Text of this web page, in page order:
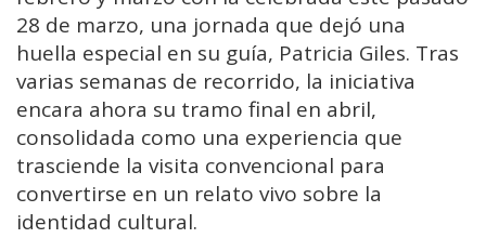
28 de marzo, una jornada que dejó una
huella especial en su guía, Patricia Giles. Tras
varias semanas de recorrido, la iniciativa
encara ahora su tramo final en abril,
consolidada como una experiencia que
trasciende la visita convencional para
convertirse en un relato vivo sobre la
identidad cultural.